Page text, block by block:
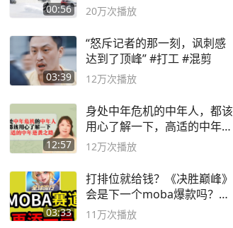
00:56 20万次播放
03:39
“怒斥记者的那一刻，讽刺感
达到了顶峰” #打工 #混剪
12万次播放
12:57
身处中年危机的中年人，都该
用心了解一下，高适的中年逆
袭之路
12万次播放
03:33
打排位就给钱？《决胜巅峰》
会是下一个moba爆款吗？#
决胜巅峰
11万次播放